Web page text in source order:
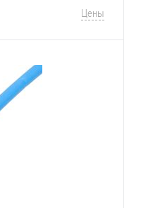
Цены
Сравнение